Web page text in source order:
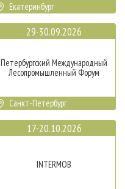
Екатеринбург
29-30.09.2026
Петербургский Международный
Лесопромышленный Форум
Санкт-Петербург
17-20.10.2026
INTERMOB